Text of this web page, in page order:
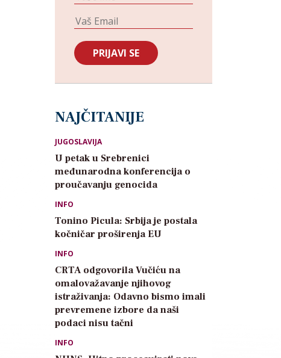
NAJČITANIJE
JUGOSLAVIJA
U petak u Srebrenici
međunarodna konferencija o
proučavanju genocida
INFO
Tonino Picula: Srbija je postala
kočničar proširenja EU
INFO
CRTA odgovorila Vučiću na
omalovažavanje njihovog
istraživanja: Odavno bismo imali
prevremene izbore da naši
podaci nisu tačni
INFO